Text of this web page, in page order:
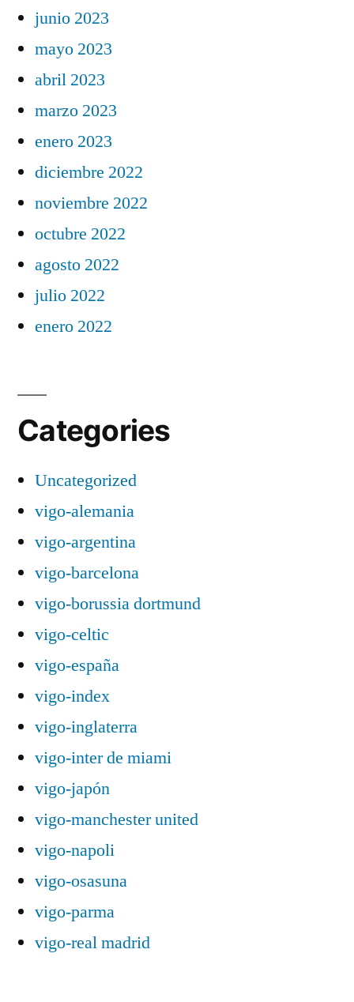
junio 2023
mayo 2023
abril 2023
marzo 2023
enero 2023
diciembre 2022
noviembre 2022
octubre 2022
agosto 2022
julio 2022
enero 2022
Categories
Uncategorized
vigo-alemania
vigo-argentina
vigo-barcelona
vigo-borussia dortmund
vigo-celtic
vigo-españa
vigo-index
vigo-inglaterra
vigo-inter de miami
vigo-japón
vigo-manchester united
vigo-napoli
vigo-osasuna
vigo-parma
vigo-real madrid